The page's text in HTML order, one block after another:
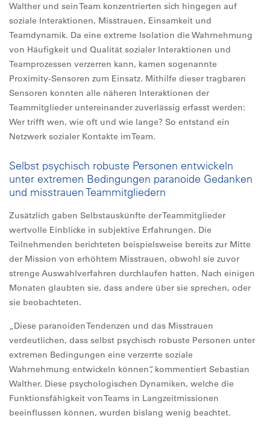
Walther und sein Team konzentrierten sich hingegen auf
soziale Interaktionen, Misstrauen, Einsamkeit und
Teamdynamik. Da eine extreme Isolation die Wahrnehmung
von Häufigkeit und Qualität sozialer Interaktionen und
Teamprozessen verzerren kann, kamen sogenannte
Proximity-Sensoren zum Einsatz. Mithilfe dieser tragbaren
Sensoren konnten alle näheren Interaktionen der
Teammitglieder untereinander zuverlässig erfasst werden:
Wer trifft wen, wie oft und wie lange? So entstand ein
Netzwerk sozialer Kontakte im Team.
Selbst psychisch robuste Personen entwickeln
unter extremen Bedingungen paranoide Gedanken
und misstrauen Teammitgliedern
Zusätzlich gaben Selbstauskünfte der Teammitglieder
wertvolle Einblicke in subjektive Erfahrungen. Die
Teilnehmenden berichteten beispielsweise bereits zur Mitte
der Mission von erhöhtem Misstrauen, obwohl sie zuvor
strenge Auswahlverfahren durchlaufen hatten. Nach einigen
Monaten glaubten sie, dass andere über sie sprechen, oder
sie beobachteten.
„Diese paranoiden Tendenzen und das Misstrauen
verdeutlichen, dass selbst psychisch robuste Personen unter
extremen Bedingungen eine verzerrte soziale
Wahrnehmung entwickeln können“, kommentiert Sebastian
Walther. Diese psychologischen Dynamiken, welche die
Funktionsfähigkeit von Teams in Langzeitmissionen
beeinflussen können, wurden bislang wenig beachtet.